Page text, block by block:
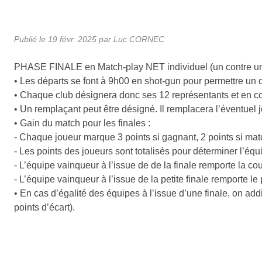
Publié le 19 févr. 2025 par Luc CORNEC
PHASE FINALE en Match-play NET individuel (un contre
• Les départs se font à 9h00 en shot-gun pour permettre un
• Chaque club désignera donc ses 12 représentants et en
• Un remplaçant peut être désigné. Il remplacera l’éventuel
• Gain du match pour les finales :
- Chaque joueur marque 3 points si gagnant, 2 points si
- Les points des joueurs sont totalisés pour déterminer
- L’équipe vainqueur à l’issue de de la finale remporte la
- L’équipe vainqueur à l’issue de la petite finale remporte
• En cas d’égalité des équipes à l’issue d’une finale, on
points d’écart).